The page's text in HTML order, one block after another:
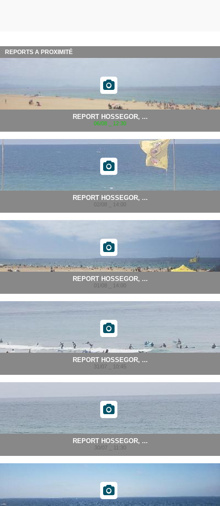
REPORTS A PROXIMITÉ
REPORT HOSSEGOR, ...
06/08 _ 12:30
REPORT HOSSEGOR, ...
02/08 _ 14:00
REPORT HOSSEGOR, ...
01/08 _ 14:00
REPORT HOSSEGOR, ...
31/07 _ 10:45
REPORT HOSSEGOR, ...
30/07 _ 11:30